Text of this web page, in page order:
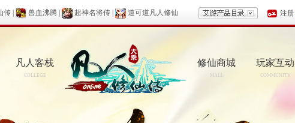
传 兽血沸腾 超神名将传 道可道凡人修仙 注册
凡人客栈
COLLEGE
修仙商城
MALL
玩家互动
COMMUNITY